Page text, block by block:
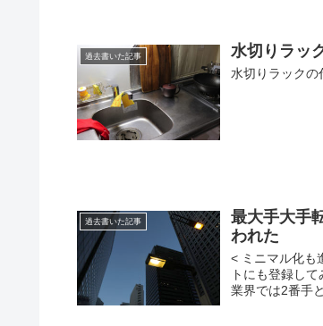
過去書いた記事 水切りラッ
水切りラックの
過去書いた記事
最大手大手
われた
< ミニマル化も
トにも登録し
業界では2番手